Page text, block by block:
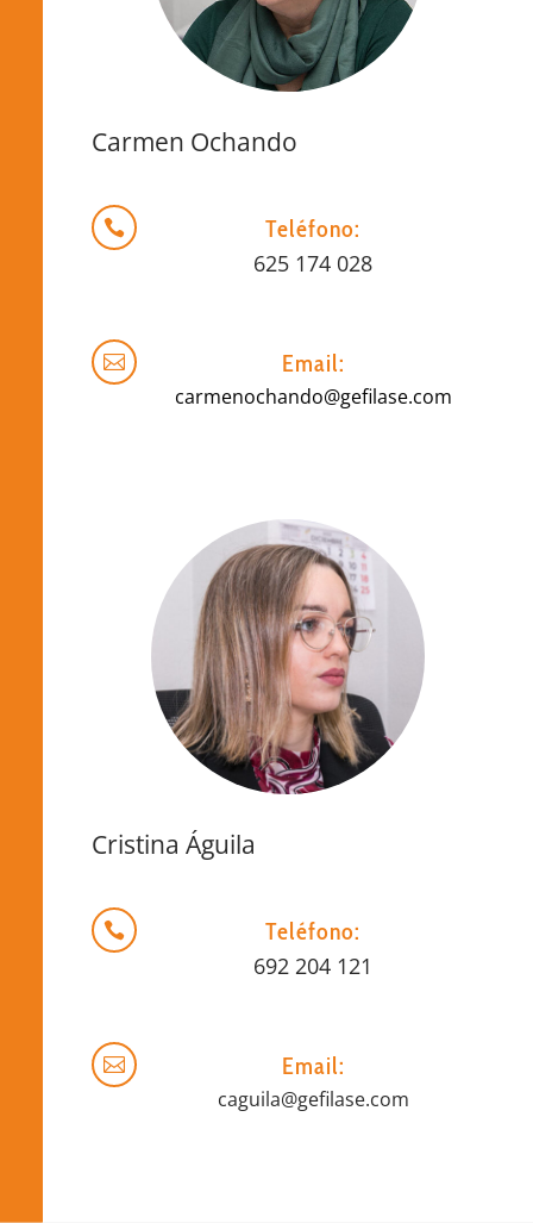
Carmen Ochando

Teléfono:
625 174 028
 Email:
carmenochando@gefilase.com
Cristina Águila

Teléfono:
692 204 121
 Email:
caguila@gefilase.com